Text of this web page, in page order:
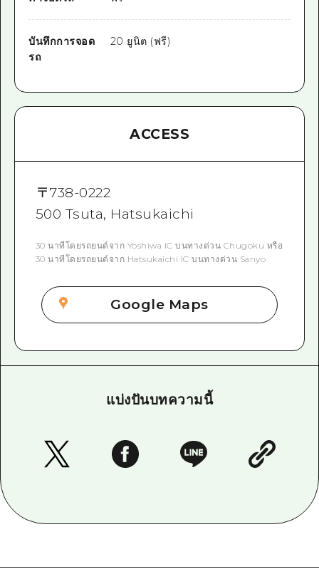
บันทึกการจอด
รถ
20 ยูนิต (ฟรี)
ACCESS
〒738-0222
500 Tsuta, Hatsukaichi
30 นาทีโดยรถยนต์จาก Yoshiwa IC บนทางด่วน Chugoku หรือ
30 นาทีโดยรถยนต์จาก Hatsukaichi IC บนทางด่วน Sanyo
Google Maps
แบ่งปันบทความนี้